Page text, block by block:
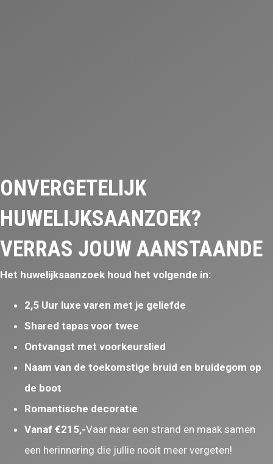
ONVERGETELIJK
HUWELIJKSAANZOEK?
VERRAS JOUW AANSTAANDE
Het huwelijksaanzoek houd het volgende in:
2,5 Uur luxe varen met je geliefde
Shared tapas voor twee
Ontvangst met voorkeurslied
Naam van de toekomstige bruid en bruidegom op
de boot
Romantische decoratie
Vanaf €215,-Vaar naar een strand en maak samen
een herinnering die jullie nooit meer vergeten!